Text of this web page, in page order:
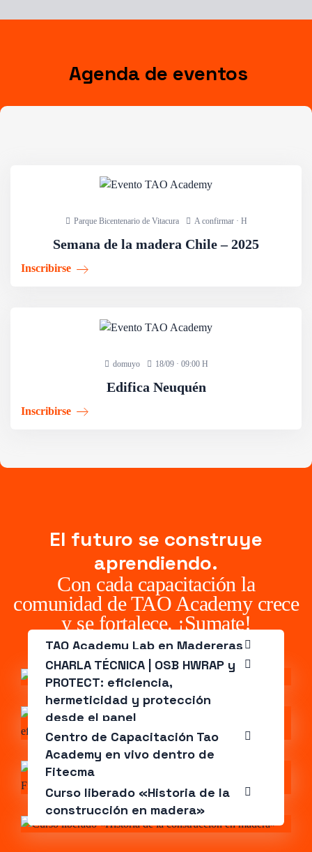
Agenda de eventos
Parque Bicentenario de Vitacura A confirmar · H
Semana de la madera Chile – 2025
Inscribirse
domuyo 18/09 · 09:00 H
Edifica Neuquén
Inscribirse
El futuro se construye
aprendiendo.
Con cada capacitación la
comunidad de TAO Academy crece
y se fortalece. ¡Sumate!
TAO Academy Lab en Madereras
Newton
CHARLA TÉCNICA | OSB HWRAP y
PROTECT: eficiencia,
hermeticidad y protección
desde el panel
Centro de Capacitación Tao
Academy en vivo dentro de
Fitecma
Curso liberado «Historia de la
construcción en madera»